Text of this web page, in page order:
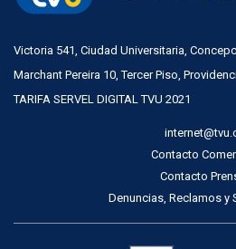
Victoria 541, Ciudad Universitaria,
Marchant Pereira 10, Tercer Piso,
TARIFA SERVEL DIGITAL TVU 2021
Contacto
Contacto
Denuncias, Reclamos y